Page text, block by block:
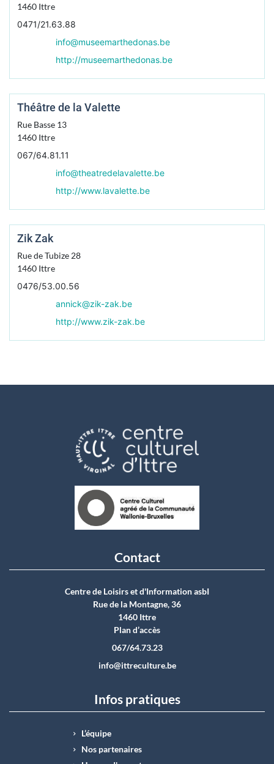
1460 Ittre
0471/21.63.88
info@museemarthedonas.be
http://museemarthedonas.be
Théâtre de la Valette
Rue Basse 13
1460 Ittre
067/64.81.11
info@theatredelavalette.be
http://www.lavalette.be
Zik Zak
Rue de Tubize 28
1460 Ittre
0476/53.00.56
annick@zik-zak.be
http://www.zik-zak.be
Contact
Centre de Loisirs et d'Information asbI
Rue de la Montagne, 36
1460 Ittre
Plan d’accès
067/64.73.23
info@ittreculture.be
Infos pratiques
L’équipe
Nos partenaires